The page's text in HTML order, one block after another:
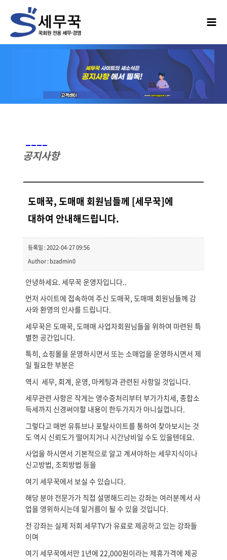
공지사항
도매꾹, 도매매 회원님들께 [세무꾹]에
대하여 안내해드립니다.
등록일 : 2022-04-27 09:56
Author : bzadmin0
안녕하세요. 세무꾹 운영자입니다..
먼저 사이트에 접속하여 주신 도매꾹, 도매매 회원님들께 감
사와 환영의 인사를 드립니다.
세무꾹은 도매꾹, 도매매 사업자회원님들을 위하여 마련된 특
별한 공간입니다.
특히, 쇼핑몰을 운영하시면서 또는 소매업을 운영하시면서 제
일 필요한 부분은
역시 세무, 회계, 운영, 마케팅과 관련된 사항일 것입니다.
세무관련 사항은 작게는 영수증처리부터 부가가치세, 종합소
득세까지 신경써야할 내용이 한두가지가 아니실껍니다.
그렇다고 매번 유튜브나 포탈사이트를 통하여 찾아보시는 것
도 역시 신뢰도가 떨어지거나 시간낭비일 수도 있을텐데요.
사업을 하시면서 기본적으로 알고 계셔야하는 세무지식이나
신고방법, 조회방법 등을
여기 세무꾹에서 보실 수 있습니다.
해당 분야 전문가가 직접 설명해드리는 강좌는 여러분께서 사
업을 영위하시는데 밑거름이 될 수 있을 것입니다.
전 강좌는 실제 저희 세무TV가 유료로 제공하고 있는 강좌들
이며
여기 세무꾹에서만 1년에 22,000원이라는 제휴가격에 제공